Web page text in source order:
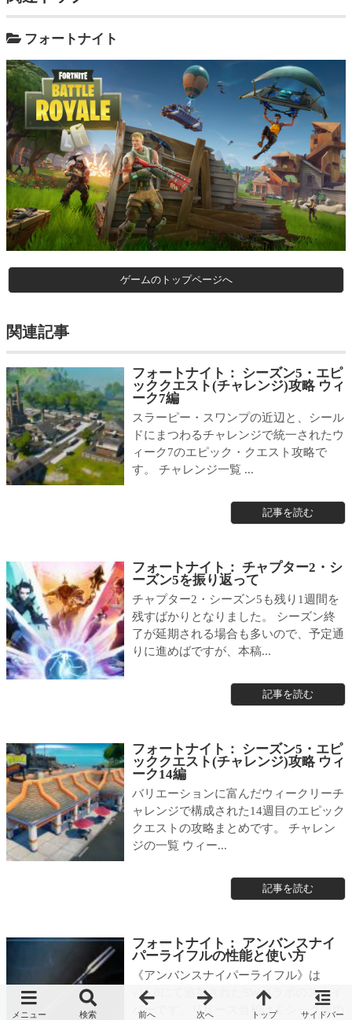
フォートナイト
ゲームのトップページへ
関連記事
フォートナイト： シーズン5・エピ
ッククエスト(チャレンジ)攻略 ウィ
ーク7編
スラーピー・スワンプの近辺と、シール
ドにまつわるチャレンジで統一されたウ
ィーク7のエピック・クエスト攻略で
す。 チャレンジ一覧 ...
記事を読む
フォートナイト： チャプター2・シ
ーズン5を振り返って
チャプター2・シーズン5も残り1週間を
残すばかりとなりました。 シーズン終
了が延期される場合も多いので、予定通
りに進めばですが、本稿...
記事を読む
フォートナイト： シーズン5・エピ
ッククエスト(チャレンジ)攻略 ウィ
ーク14編
バリエーションに富んだウィークリーチ
ャレンジで構成された14週目のエピック
クエストの攻略まとめです。 チャレン
ジの一覧 ウィー...
記事を読む
フォートナイト： アンバンスナイ
パーライフルの性能と使い方
《アンバンスナイパーライフル》は
v15.0にて追加されたSWコラボのスナイ
パーです。リリース当初はミシック版の